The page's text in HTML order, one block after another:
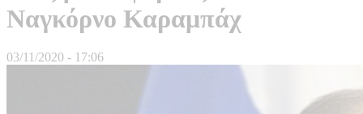
Ναγκόρνο Καραμπάχ
03/11/2020 - 17:06